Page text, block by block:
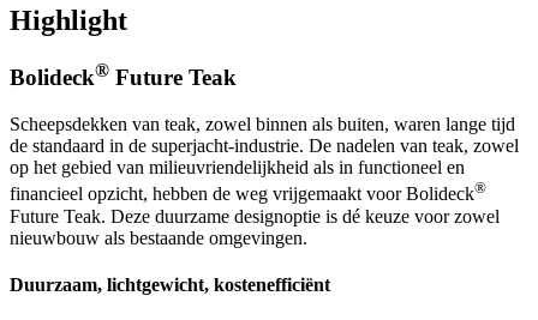
Highlight
Bolideck® Future Teak
Scheepsdekken van teak, zowel binnen als buiten, waren lange tijd
de standaard in de superjacht-industrie. De nadelen van teak, zowel
op het gebied van milieuvriendelijkheid als in functioneel en
financieel opzicht, hebben de weg vrijgemaakt voor Bolideck®
Future Teak. Deze duurzame designoptie is dé keuze voor zowel
nieuwbouw als bestaande omgevingen.
Duurzaam, lichtgewicht, kostenefficiënt